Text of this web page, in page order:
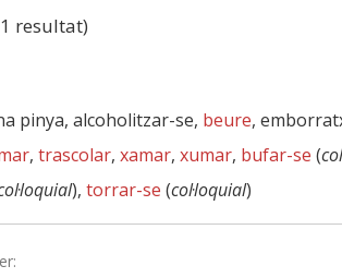
resultat)
pinya, alcoholitzar-se, beure,
, trascolar, xamar, xumar, bufar-se (
), torrar-se (col·loquial)